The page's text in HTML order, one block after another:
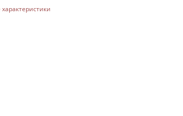
характеристики